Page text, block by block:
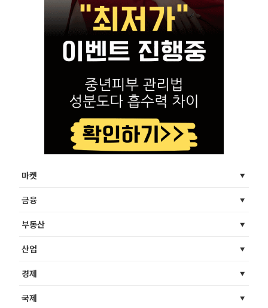
마켓
금융
부동산
산업
경제
국제